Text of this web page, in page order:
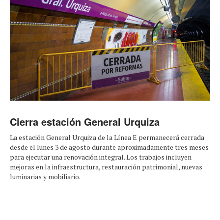
Cierra estación General Urquiza
La estación General Urquiza de la Línea E permanecerá cerrada
desde el lunes 3 de agosto durante aproximadamente tres meses
para ejecutar una renovación integral. Los trabajos incluyen
mejoras en la infraestructura, restauración patrimonial, nuevas
luminarias y mobiliario.